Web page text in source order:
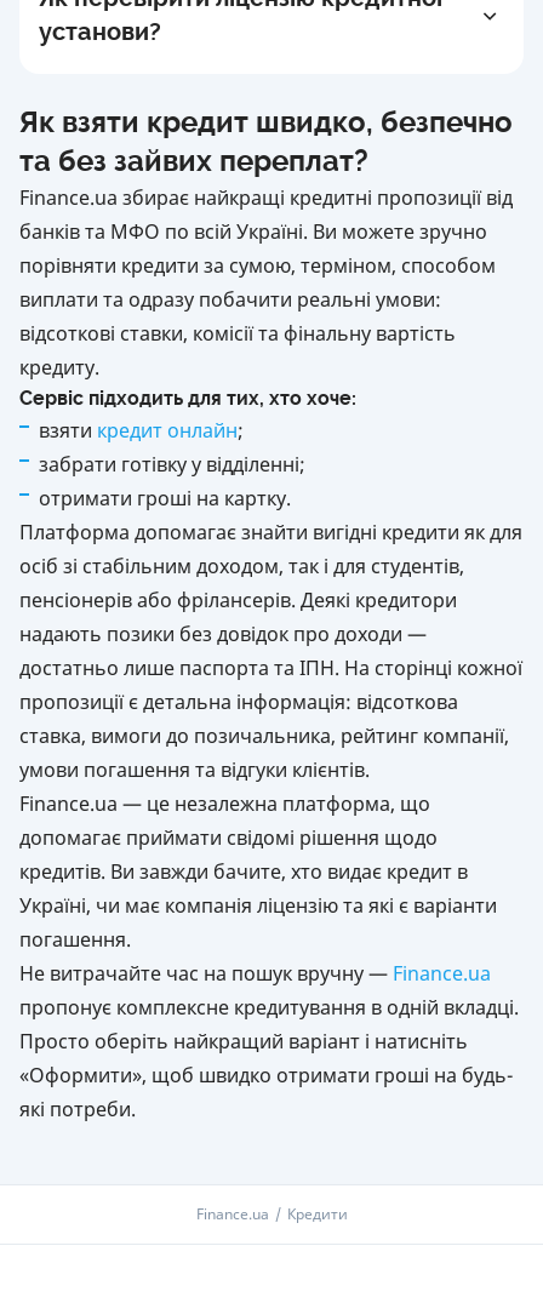
плати за обслуговування рахунку тощо.
Завдяки APR користувач бачить, скільки
різні пропозиції.
користувачам знайти і порівняти найкращі
кредитні пропозиції від банків та МФО.
перенаправляємо на сайти перевірених
партнерів, з якими співпрацюємо офіційно.
установи?
Finance.ua зазначено:
наявність фінансової ліцензії, номер і дата її
свідоцтво та контактні дані.
Користувачі можуть самостійно перейти до
джерела та переконатися в легальності
діяльності установи. Ми розміщуємо
інформацію лише про зареєстрованих і
ліцензованих партнерів.
Як взяти кредит швидко, безпечно
та без зайвих переплат?
Finance.ua збирає найкращі кредитні пропозиції від
банків та МФО по всій Україні. Ви можете зручно
порівняти кредити за сумою, терміном, способом
виплати та одразу побачити реальні умови:
відсоткові ставки, комісії та фінальну вартість
кредиту.
Сервіс підходить для тих, хто хоче:
взяти кредит онлайн;
забрати готівку у відділенні;
отримати гроші на картку.
Платформа допомагає знайти вигідні кредити як для
осіб зі стабільним доходом, так і для студентів,
пенсіонерів або фрілансерів. Деякі кредитори
надають позики без довідок про доходи —
достатньо лише паспорта та ІПН. На сторінці кожної
пропозиції є детальна інформація: відсоткова
ставка, вимоги до позичальника, рейтинг компанії,
умови погашення та відгуки клієнтів.
Finance.ua — це незалежна платформа, що
допомагає приймати свідомі рішення щодо
кредитів. Ви завжди бачите, хто видає кредит в
Україні, чи має компанія ліцензію та які є варіанти
погашення.
Не витрачайте час на пошук вручну — Finance.ua
пропонує комплексне кредитування в одній вкладці.
Просто оберіть найкращий варіант і натисніть
«Оформити», щоб швидко отримати гроші на будь-
які потреби.
Finance.ua Кредити